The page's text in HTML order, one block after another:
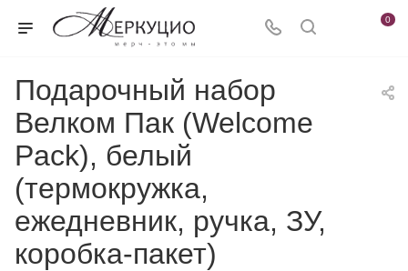
0
Подарочный набор
Велком Пак (Welcome
Pack), белый
(термокружка,
ежедневник, ручка, ЗУ,
коробка-пакет)